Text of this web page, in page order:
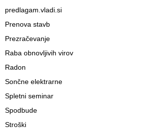
predlagam.vladi.si
Prenova stavb
Prezračevanje
Raba obnovljivih virov
Radon
Sončne elektrarne
Spletni seminar
Spodbude
Stroški